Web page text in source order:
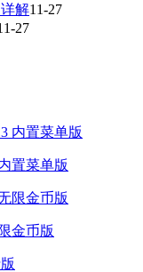
解11-27
27
置菜单版
金币版